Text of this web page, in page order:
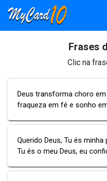
Frases
Clic na
Deus transforma choro
fraqueza em fé e sonho
Querido Deus, Tu és
Tu és o meu Deus, eu